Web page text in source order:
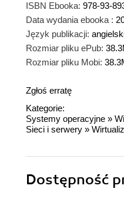
ISBN Ebooka: 978-93-
Data wydania ebooka :
Język publikacji:
Rozmiar pliku ePub:
Rozmiar pliku Mobi:
Zgłoś erratę
Kategorie:
Systemy operacyjne »
Sieci i serwery »
Dostępność